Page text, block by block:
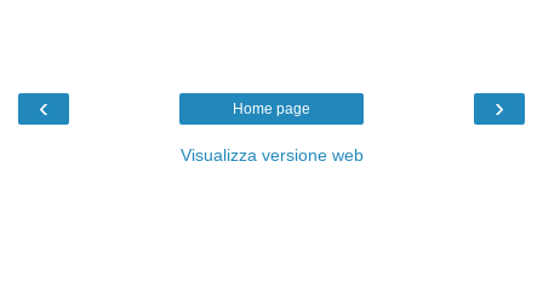
‹ ›
Home page
Visualizza versione web